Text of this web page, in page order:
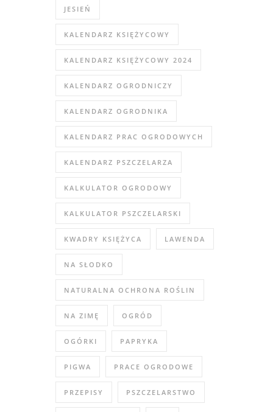
JESIEŃ
KALENDARZ KSIĘŻYCOWY
KALENDARZ KSIĘŻYCOWY 2024
KALENDARZ OGRODNICZY
KALENDARZ OGRODNIKA
KALENDARZ PRAC OGRODOWYCH
KALENDARZ PSZCZELARZA
KALKULATOR OGRODOWY
KALKULATOR PSZCZELARSKI
KWADRY KSIĘŻYCA LAWENDA
NA SŁODKO
NATURALNA OCHRONA ROŚLIN
NA ZIMĘ OGRÓD
OGÓRKI PAPRYKA
PIGWA PRACE OGRODOWE
PRZEPISY PSZCZELARSTWO